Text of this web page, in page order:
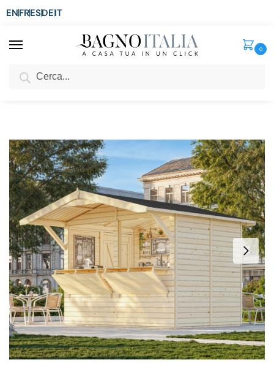
ENFRESDEIT
0
SCONTO del 3%